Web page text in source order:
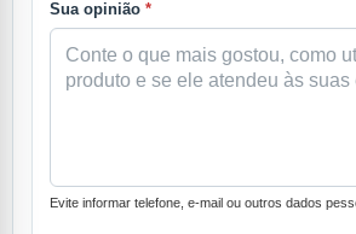
Sua opinião *
Evite informar telefone, e-mail ou outros dados